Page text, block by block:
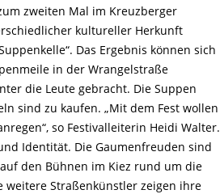
zweiten Mal im Kreuzberger
kultureller Herkunft
Das Ergebnis können sich
in der Wrangelstraße
die Leute gebracht. Die Suppen
sind zu kaufen. „Mit dem Fest wollen
so Festivalleiterin Heidi Walter.
Identität. Die Gaumenfreuden sind
den Bühnen im Kiez rund um die
weitere Straßenkünstler zeigen ihre